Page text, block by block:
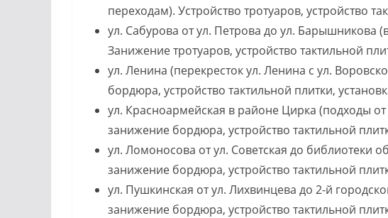
переходам). Устройство тротуаров, устройство
ул. Сабурова от ул. Петрова до ул. Барышникова
Занижение тротуаров, устройство тактильной
ул. Ленина (перекресток ул. Ленина с ул.
бордюра, устройство тактильной плитки,
ул. Красноармейская в районе Цирка (подходы
занижение бордюра, устройство тактильной
ул. Ломоносова от ул. Советская до библиотеки
занижение бордюра, устройство тактильной
ул. Пушкинская от ул. Лихвинцева до 2-й
занижение бордюра, устройство тактильной